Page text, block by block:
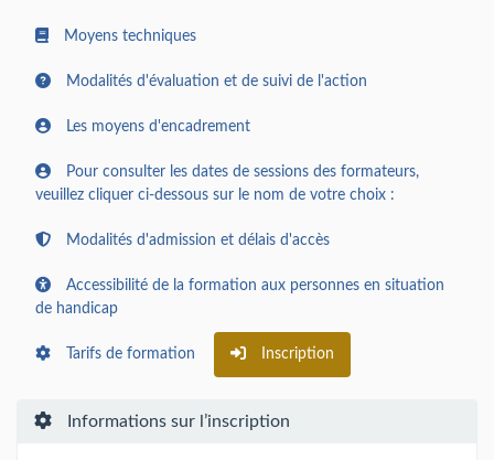
Moyens techniques
Modalités d'évaluation et de suivi de l'action
Les moyens d'encadrement
Pour consulter les dates de sessions des formateurs,
veuillez cliquer ci-dessous sur le nom de votre choix :
Modalités d'admission et délais d'accès
Accessibilité de la formation aux personnes en situation
de handicap
Tarifs de formation Inscription
Informations sur l’inscription